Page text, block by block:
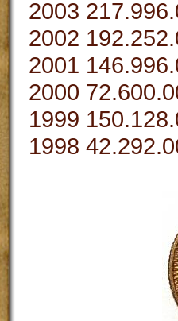
2003
2002
2001
2000
1999
1998